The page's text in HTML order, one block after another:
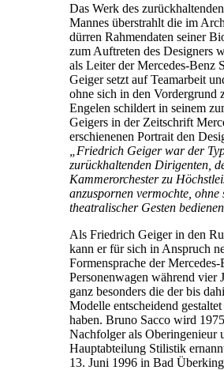
Das Werk des
Mannes überstrahlt die im
dürren Rahmendaten seiner
zum Auftreten des Designers
als Leiter der Mercedes-Benz
Geiger setzt auf Teamarbeit
ohne sich in den Vordergrund
Engelen schildert in seinem
Geigers in der Zeitschrift
erschienenen Portrait den
„Friedrich Geiger war der
zurückhaltenden Dirigenten,
Kammerorchester zu
anzuspornen vermochte, ohne
theatralischer Gesten
Als Friedrich Geiger in den
kann er für sich in Anspruch
Formensprache der Mercedes-
Personenwagen während vier
ganz besonders die der bis
Modelle entscheidend
haben. Bruno Sacco wird
Nachfolger als Oberingenieur
Hauptabteilung Stilistik
13. Juni 1996 in Bad